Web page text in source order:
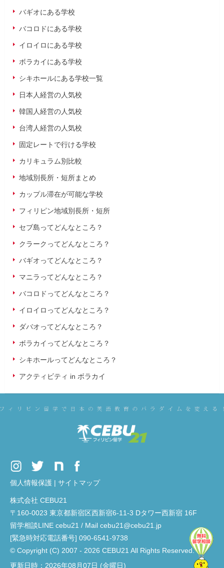
バギオにある学校
バコロドにある学校
イロイロにある学校
ボラカイにある学校
シキホールにある学校一覧
日本人経営の人気校
韓国人経営の人気校
台湾人経営の人気校
固定レートで行ける学校
カリキュラム別比較
地域別長所・短所まとめ
カップル滞在が可能な学校
フィリピン地域別長所・短所
セブ島ってどんなところ？
クラークってどんなところ？
バギオってどんなところ？
マニラってどんなところ？
バコロドってどんなところ？
イロイロってどんなところ？
ダバオってどんなところ？
ボラカイってどんなところ？
シキホールってどんなところ？
アクティビティ in ボラカイ
個人情報保護 | サイトマップ
株式会社 CEBU21
〒160-0023 東京都新宿区西新宿6-11-3 Dタワー西新宿 16F
留学相談LINE cebu21 / Mail cebu21@cebu21.jp
[緊急時対応電話番号] 090-6541-9738
© Copyright (C) 2007 - 2026 CEBU21 All Rights Reserved.
更新日時：2026年08月07日 (金曜日)